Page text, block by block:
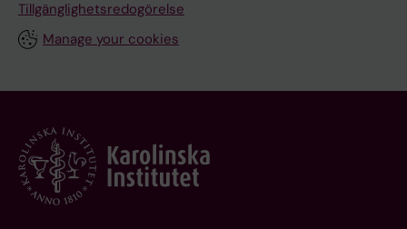
Tillgänglighetsredogörelse
Manage your cookies